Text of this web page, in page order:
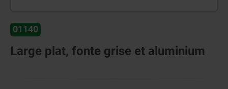
01140
Large plat, fonte grise et aluminium